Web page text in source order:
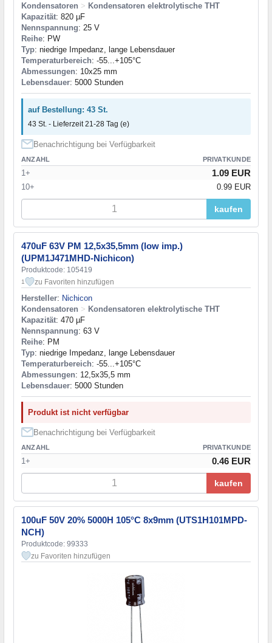
Kondensatoren > Kondensatoren elektrolytische THT
Kapazität: 820 µF
Nennspannung: 25 V
Reihe: PW
Typ: niedrige Impedanz, lange Lebensdauer
Temperaturbereich: -55...+105°C
Abmessungen: 10x25 mm
Lebensdauer: 5000 Stunden
auf Bestellung: 43 St.
43 St. - Lieferzeit 21-28 Tag (e)
Benachrichtigung bei Verfügbarkeit
ANZAHL PRIVATKUNDE
1+ 1.09 EUR
10+ 0.99 EUR
kaufen
470uF 63V PM 12,5x35,5mm (low imp.)
(UPM1J471MHD-Nichicon)
Produktcode: 105419
1 zu Favoriten hinzufügen
Hersteller: Nichicon
Kondensatoren > Kondensatoren elektrolytische THT
Kapazität: 470 µF
Nennspannung: 63 V
Reihe: PM
Typ: niedrige Impedanz, lange Lebensdauer
Temperaturbereich: -55...+105°C
Abmessungen: 12,5x35,5 mm
Lebensdauer: 5000 Stunden
Produkt ist nicht verfügbar
Benachrichtigung bei Verfügbarkeit
ANZAHL PRIVATKUNDE
1+ 0.46 EUR
kaufen
100uF 50V 20% 5000H 105°C 8x9mm (UTS1H101MPD-
NCH)
Produktcode: 99333
zu Favoriten hinzufügen